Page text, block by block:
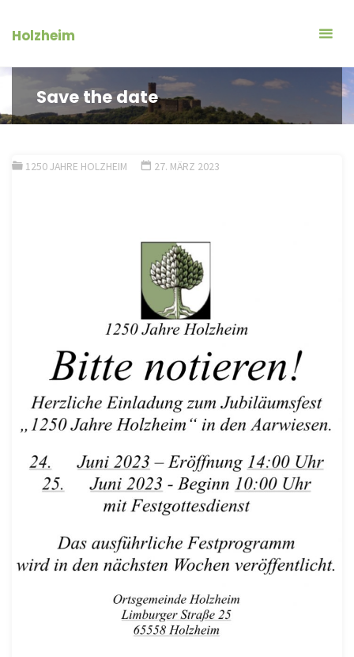
InhaltHolzheim
Save the date
1250 JAHRE HOLZHEIM 27. MÄRZ 2023